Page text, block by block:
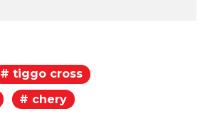
# tiggo cross
# chery